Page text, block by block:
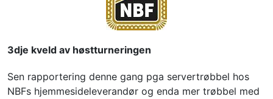
3dje kveld av høstturneringen
Sen rapportering denne gang pga servertrøbbel hos
NBFs hjemmesideleverandør og enda mer trøbbel med